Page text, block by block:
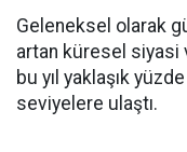
Geleneksel olarak
artan küresel siyasi
bu yıl yaklaşık
seviyelere ulaştı.